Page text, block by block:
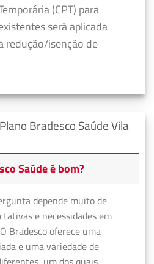
(CPT) para
será aplicada
redução/isenção de
Bradesco Saúde Vila
Saúde é bom?
depende muito de
e necessidades em
Bradesco oferece uma
e uma variedade de